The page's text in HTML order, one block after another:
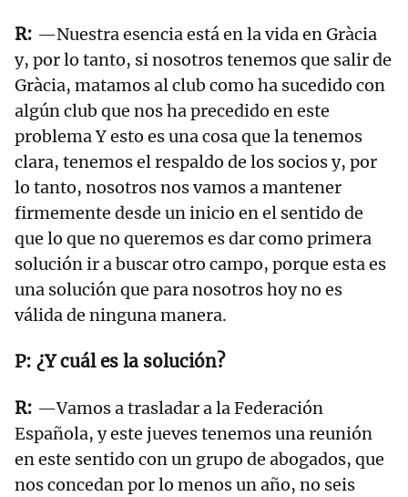
—Nuestra esencia está en la vida en Gràcia
y, por lo tanto, si nosotros tenemos que salir de
Gràcia, matamos al club como ha sucedido con
algún club que nos ha precedido en este
problema Y esto es una cosa que la tenemos
clara, tenemos el respaldo de los socios y, por
lo tanto, nosotros nos vamos a mantener
firmemente desde un inicio en el sentido de
que lo que no queremos es dar como primera
solución ir a buscar otro campo, porque esta es
una solución que para nosotros hoy no es
válida de ninguna manera.
¿Y cuál es la solución?
—Vamos a trasladar a la Federación
Española, y este jueves tenemos una reunión
en este sentido con un grupo de abogados, que
nos concedan por lo menos un año, no seis